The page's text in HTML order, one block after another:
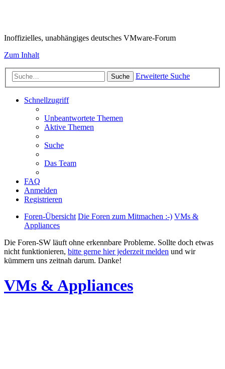
Inoffizielles, unabhängiges deutsches VMware-Forum
Zum Inhalt
Suche Erweiterte Suche
Schnellzugriff
Unbeantwortete Themen
Aktive Themen
Suche
Das Team
FAQ
Anmelden
Registrieren
Foren-Übersicht Die Foren zum Mitmachen :-) VMs &
Appliances
Die Foren-SW läuft ohne erkennbare Probleme. Sollte doch etwas
nicht funktionieren, bitte gerne hier jederzeit melden und wir
kümmern uns zeitnah darum. Danke!
VMs & Appliances